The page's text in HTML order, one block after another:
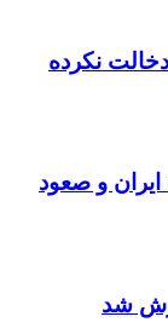
نکرده
و صعود
شد